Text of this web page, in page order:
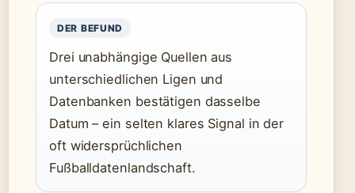
DER BEFUND
Drei unabhängige Quellen aus
unterschiedlichen Ligen und
Datenbanken bestätigen dasselbe
Datum – ein selten klares Signal in der
oft widersprüchlichen
Fußballdatenlandschaft.